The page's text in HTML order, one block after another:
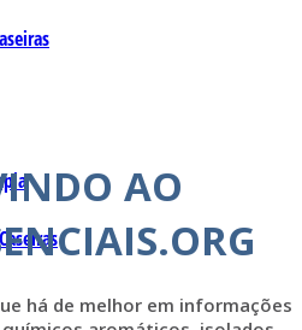
AO
há de melhor em informações